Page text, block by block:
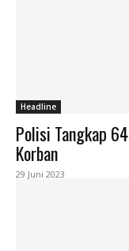
Headline
Polisi Tangkap
Korban
29 Juni 2023